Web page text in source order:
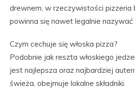
drewnem, w rzeczywistości pizzeria
powinna się nawet legalnie nazywać
Czym cechuje się włoska pizza?
Podobnie jak reszta włoskiego
jest najlepsza oraz najbardziej
świeża, obejmuje lokalne składniki.